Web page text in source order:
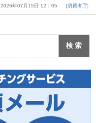
2026年07月15日 12：05 消費者庁